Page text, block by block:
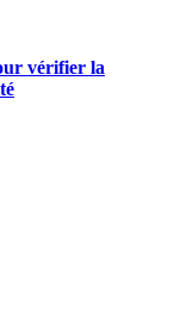
vérifier la